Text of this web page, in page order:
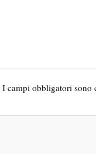
I campi obbligatori sono